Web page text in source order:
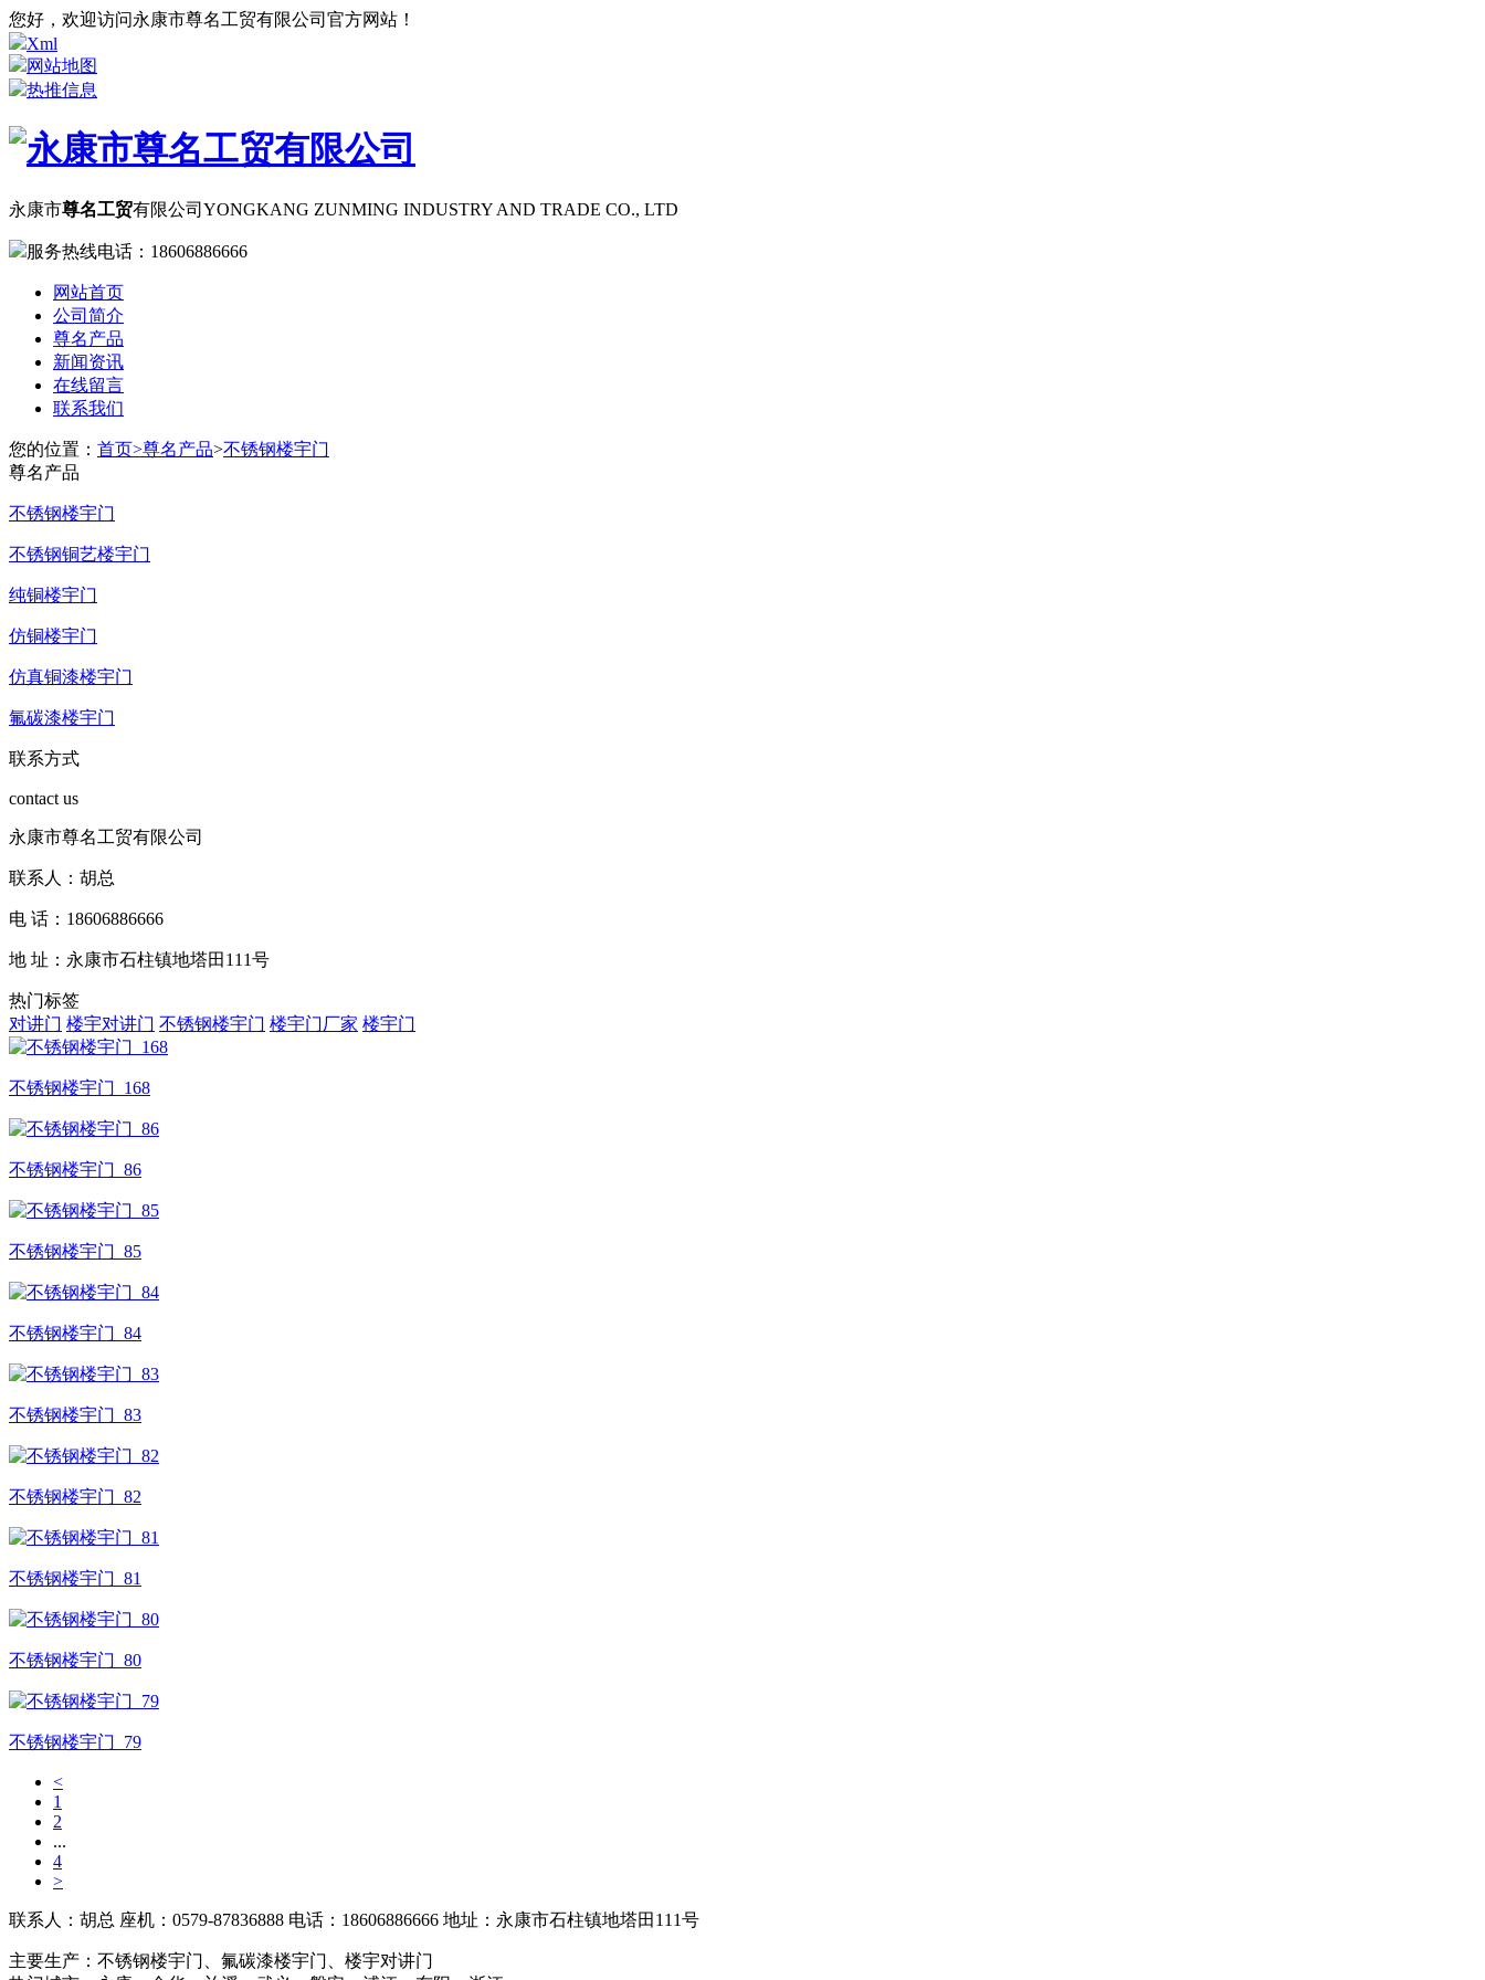
您好，欢迎访问永康市尊名工贸有限公司官方网站！
Xml
网站地图
热推信息
永康市尊名工贸有限公司 YONGKANG ZUNMING INDUSTRY AND TRADE CO., LTD
服务热线电话： 18606886666
网站首页
公司简介
尊名产品
新闻资讯
在线留言
联系我们
您的位置： 首页>尊名产品>不锈钢楼宇门
尊名产品
不锈钢楼宇门
不锈钢铜艺楼宇门
纯铜楼宇门
仿铜楼宇门
仿真铜漆楼宇门
氟碳漆楼宇门
联系方式
contact us
永康市尊名工贸有限公司
联系人：胡总
电 话：18606886666
地 址：永康市石柱镇地塔田111号
热门标签
对讲门 楼宇对讲门 不锈钢楼宇门 楼宇门厂家 楼宇门
不锈钢楼宇门_168
不锈钢楼宇门_86
不锈钢楼宇门_85
不锈钢楼宇门_84
不锈钢楼宇门_83
不锈钢楼宇门_82
不锈钢楼宇门_81
不锈钢楼宇门_80
不锈钢楼宇门_79
<
1
2
...
4
>
联系人：胡总 座机：0579-87836888 电话：18606886666 地址：永康市石柱镇地塔田111号
主要生产：不锈钢楼宇门、氟碳漆楼宇门、楼宇对讲门